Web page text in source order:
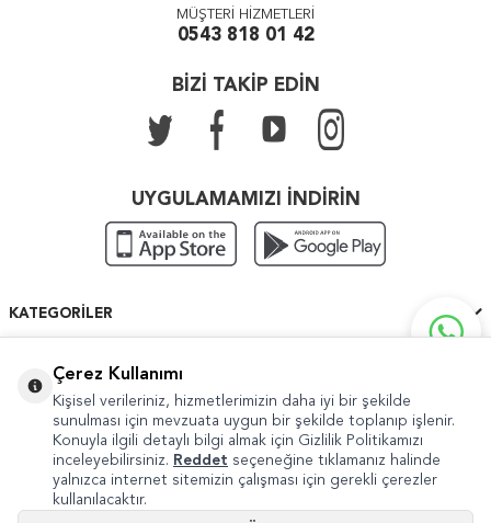
MÜŞTERİ HİZMETLERİ
0543 818 01 42
BİZİ TAKİP EDİN
UYGULAMAMIZI İNDİRİN
KATEGORILER
HIZLI ERIŞIM
Çerez Kullanımı
Kişisel verileriniz, hizmetlerimizin daha iyi bir şekilde
sunulması için mevzuata uygun bir şekilde toplanıp işlenir.
Konuyla ilgili detaylı bilgi almak için Gizlilik Politikamızı
inceleyebilirsiniz. Reddet seçeneğine tıklamanız halinde
yalnızca internet sitemizin çalışması için gerekli çerezler
kullanılacaktır.